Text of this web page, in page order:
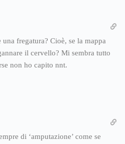
fregatura? Cioè, se la mappa
il cervello? Mi sembra tutto
non ho capito nnt.
di ‘amputazione’ come se